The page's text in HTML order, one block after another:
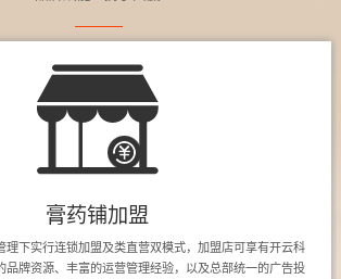
膏药铺加盟
理下实行连锁加盟及类直营双模式，加盟店可享有开云科
品牌资源、丰富的运营管理经验，以及总部统一的广告投